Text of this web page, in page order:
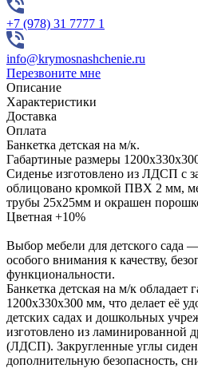
+7 (978) 31 7777 1
info@krymosnashchenie.ru
Перезвоните мне
Описание
Характеристики
Доставка
Оплата
Банкетка детская на м/к.
Габартиные размеры
Сиденье изготовлено из ЛДСП с
облицовано кромкой ПВХ 2 мм,
трубы 25х25мм и окрашен
Цветная +10%
Выбор мебели для детского сада
особого внимания к качеству,
функциональности.
Банкетка детская на м/к обладает
1200х330х300 мм, что делает её
детских садах и дошкольных
изготовлено из ламинированной
(ЛДСП). Закругленные углы
дополнительную безопасность,